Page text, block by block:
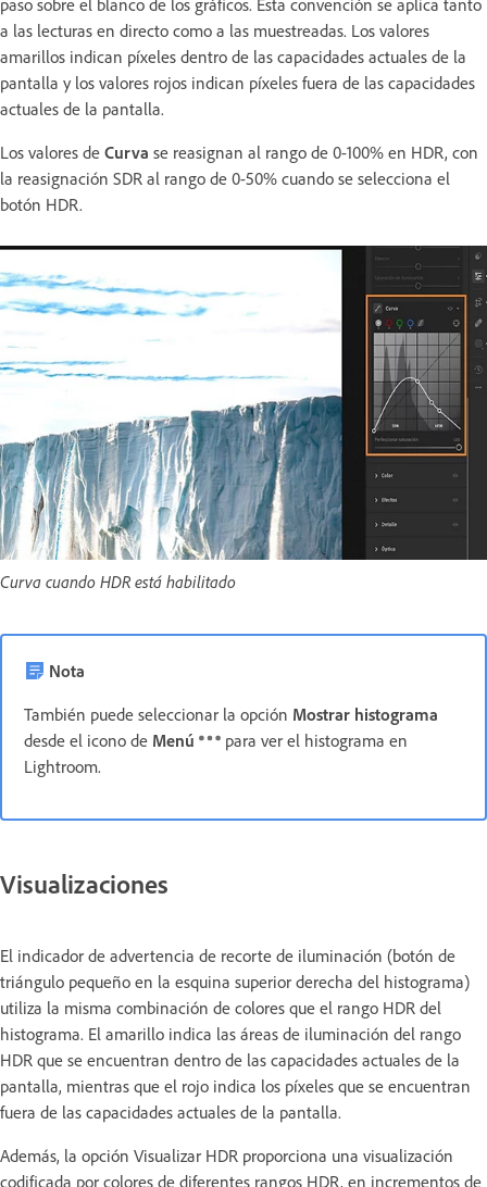
a las lecturas en directo como a las muestreadas. Los valores
amarillos indican píxeles dentro de las capacidades actuales de la
pantalla y los valores rojos indican píxeles fuera de las capacidades
actuales de la pantalla.
Los valores de Curva se reasignan al rango de 0-100% en HDR, con
la reasignación SDR al rango de 0-50% cuando se selecciona el
botón HDR.
Curva cuando HDR está habilitado
Nota
También puede seleccionar la opción Mostrar histograma
desde el icono de Menú
para ver el histograma en
Lightroom.
Visualizaciones
El indicador de advertencia de recorte de iluminación (botón de
triángulo pequeño en la esquina superior derecha del histograma)
utiliza la misma combinación de colores que el rango HDR del
histograma. El amarillo indica las áreas de iluminación del rango
HDR que se encuentran dentro de las capacidades actuales de la
pantalla, mientras que el rojo indica los píxeles que se encuentran
fuera de las capacidades actuales de la pantalla.
Además, la opción Visualizar HDR proporciona una visualización
codificada por colores de diferentes rangos HDR, en incrementos de